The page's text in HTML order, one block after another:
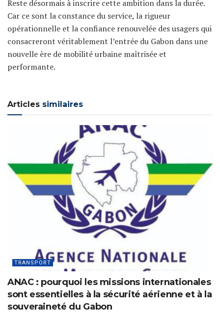
Reste désormais à inscrire cette ambition dans la durée.
Car ce sont la constance du service, la rigueur
opérationnelle et la confiance renouvelée des usagers qui
consacreront véritablement l’entrée du Gabon dans une
nouvelle ère de mobilité urbaine maîtrisée et
performante.
Articles similaires
TRANSPORT
ANAC : pourquoi les missions internationales
sont essentielles à la sécurité aérienne et à la
souveraineté du Gabon